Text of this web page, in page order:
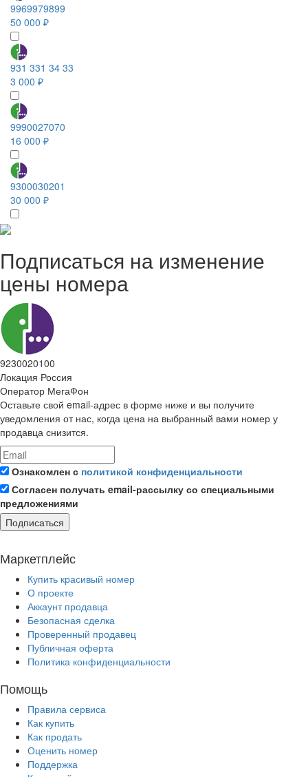
9969979899
50 000 ₽
931 331 34 33
3 000 ₽
9990027070
16 000 ₽
9300030201
30 000 ₽
Подписаться на изменение
цены номера
9230020100
Локация Россия
Оператор МегаФон
Оставьте свой email-адрес в форме ниже и вы получите
уведомления от нас, когда цена на выбранный вами номер у
продавца снизится.
Ознакомлен с политикой конфиденциальности
Согласен получать email-рассылку со специальными
предложениями
Подписаться
Маркетплейс
Купить красивый номер
О проекте
Аккаунт продавца
Безопасная сделка
Проверенный продавец
Публичная оферта
Политика конфиденциальности
Помощь
Правила сервиса
Как купить
Как продать
Оценить номер
Поддержка